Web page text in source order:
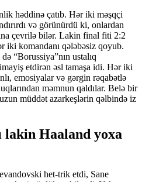
həddinə çatıb. Hər iki məşqçi
və görünürdü ki, onlardan
çevrilə bilər. Lakin final fiti 2:2
iki komandanı qələbəsiz qoyub.
“Borussiya”nın ustalıq
etdirən əsl tamaşa idi. Hər iki
emosiyalar və gərgin rəqabətlə
məmnun qaldılar. Belə bir
müddət azarkeşlərin qəlbində iz
lakin Haaland yoxa
het-trik etdi, Sane